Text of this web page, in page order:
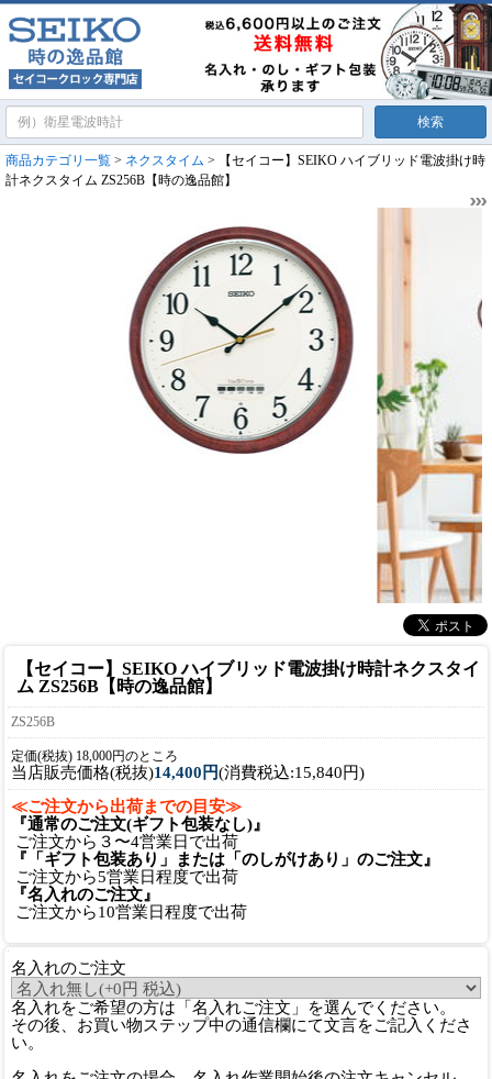
商品カテゴリ一覧 > ネクスタイム > 【セイコー】SEIKO ハイブリッド電波掛け時
計ネクスタイム ZS256B【時の逸品館】
【セイコー】SEIKO ハイブリッド電波掛け時計ネクスタイ
ム ZS256B【時の逸品館】
ZS256B
定価(税抜) 18,000円のところ
当店販売価格(税抜)14,400円(消費税込:15,840円)
≪ご注文から出荷までの目安≫
『通常のご注文(ギフト包装なし)』
ご注文から３〜4営業日で出荷
『「ギフト包装あり」または「のしがけあり」のご注文』
ご注文から5営業日程度で出荷
『名入れのご注文』
ご注文から10営業日程度で出荷
名入れのご注文
名入れをご希望の方は「名入れご注文」を選んでください。
その後、お買い物ステップ中の通信欄にて文言をご記入くださ
い。